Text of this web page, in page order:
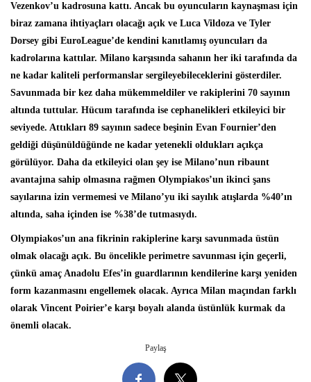
Vezenkov’u kadrosuna kattı. Ancak bu oyuncuların kaynaşması için
biraz zamana ihtiyaçları olacağı açık ve Luca Vildoza ve Tyler
Dorsey gibi EuroLeague’de kendini kanıtlamış oyuncuları da
kadrolarına kattılar. Milano karşısında sahanın her iki tarafında da
ne kadar kaliteli performanslar sergileyebileceklerini gösterdiler.
Savunmada bir kez daha mükemmeldiler ve rakiplerini 70 sayının
altında tuttular. Hücum tarafında ise cephanelikleri etkileyici bir
seviyede. Attıkları 89 sayının sadece beşinin Evan Fournier’den
geldiği düşünüldüğünde ne kadar yetenekli oldukları açıkça
görülüyor. Daha da etkileyici olan şey ise Milano’nun ribaunt
avantajına sahip olmasına rağmen Olympiakos’un ikinci şans
sayılarına izin vermemesi ve Milano’yu iki sayılık atışlarda %40’ın
altında, saha içinden ise %38’de tutmasıydı.
Olympiakos’un ana fikrinin rakiplerine karşı savunmada üstün
olmak olacağı açık. Bu öncelikle perimetre savunması için geçerli,
çünkü amaç Anadolu Efes’in guardlarının kendilerine karşı yeniden
form kazanmasını engellemek olacak. Ayrıca Milan maçından farklı
olarak Vincent Poirier’e karşı boyalı alanda üstünlük kurmak da
önemli olacak.
Paylaş